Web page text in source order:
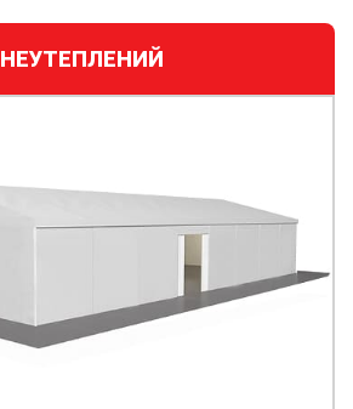
НЕУТЕПЛЕНИЙ